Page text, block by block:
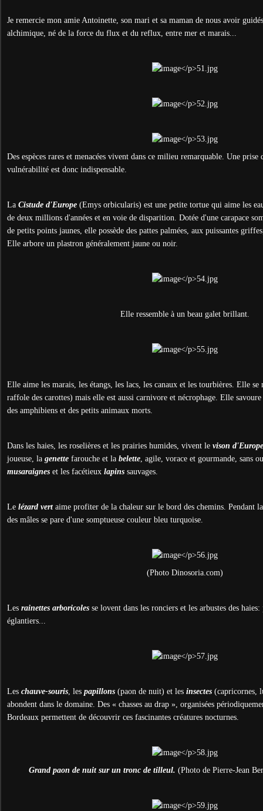
Je remercie mon amie Antoinette, son mari et sa maman de nous avoir
alchimique, né de la force du flux et du reflux, entre mer et marais...
Des espèces rares et menacées vivent dans ce milieu remarquable. Une prise
vulnérabilité est donc indispensable.
La Cistude d'Europe (Emys orbicularis) est une petite tortue qui aime les
de deux millions d'années et en voie de disparition. Dotée d'une carapace
de petits points jaunes, elle possède des pattes palmées, aux puissantes
Elle arbore un plastron généralement jaune ou noir.
Elle ressemble à un beau galet brillant.
Elle aime les marais, les étangs, les lacs, les canaux et les tourbières. Elle
raffole des carottes) mais elle est aussi carnivore et nécrophage. Elle savoure
des amphibiens et des petits animaux morts.
Dans les haies, les roselières et les prairies humides, vivent le vison d'Europe
joueuse, la genette farouche et la belette , agile, vorace et gourmande, sans
musaraignes et les facétieux lapins sauvages.
Le lézard vertaime profiter de la chaleur sur le bord des chemins. Pendant
des mâles se pare d'une somptueuse couleur bleu turquoise.
(Photo Dinosoria.com)
Les rainettes arboricoles se lovent dans les ronciers et les arbustes des
églantiers...
Les chauve-souris , les papillons (paon de nuit) et les insectes (capricornes,
abondent dans le domaine. Des « chasses au drap », organisées
Bordeaux permettent de découvrir ces fascinantes créatures nocturnes.
Grand paon de nuit sur un tronc de tilleul.(Photo de Pierre-Jean